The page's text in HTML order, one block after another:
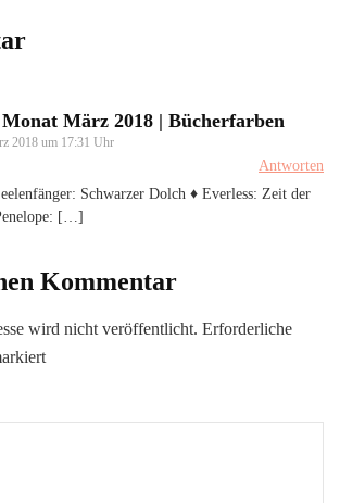
März 2018 | Bücherfarben
2018 um 17:31 Uhr
Antworten
Schwarzer Dolch ♦ Everless: Zeit der
[…]
Kommentar
wird nicht veröffentlicht. Erforderliche